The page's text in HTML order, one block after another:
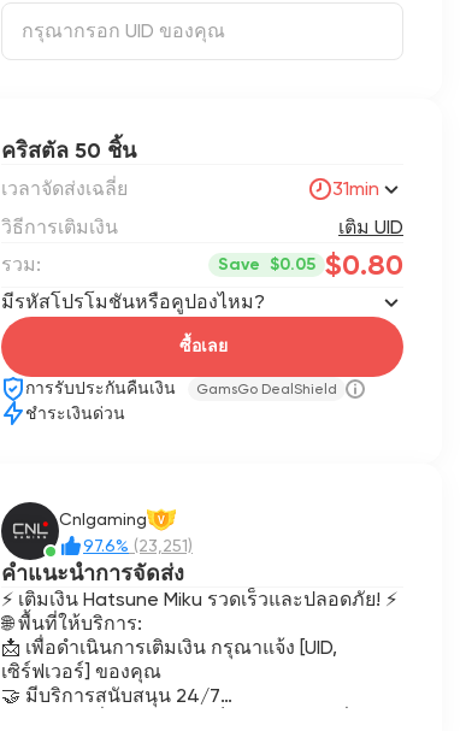
คริสตัล 50 ชิ้น
เวลาจัดส่งเฉลี่ย
31min
วิธีการเติมเงิน
เติม UID
รวม:
Save $0.05 $0.80
มีรหัสโปรโมชันหรือคูปองไหม?
ซื้อเลย
การรับประกันคืนเงิน GamsGo DealShield
ชำระเงินด่วน
Cnlgaming V
97.6% (23,251)
คำแนะนำการจัดส่ง
⚡ เติมเงิน Hatsune Miku รวดเร็วและปลอดภัย! ⚡
🌐 พื้นที่ให้บริการ:
📩 เพื่อดำเนินการเติมเงิน กรุณาแจ้ง [UID,
เซิร์ฟเวอร์] ของคุณ
🤝 มีบริการสนับสนุน 24/7